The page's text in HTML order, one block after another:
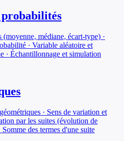
probabilités
(moyenne, médiane, écart-type) ·
· Variable aléatoire et
· Échantillonnage et simulation
· Sens de variation et
par les suites (évolution de
des termes d'une suite